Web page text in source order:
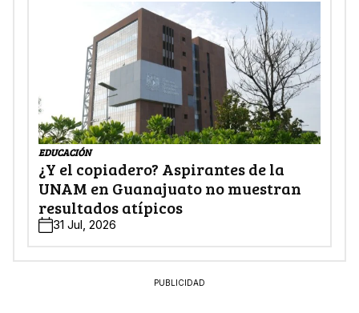
EDUCACIÓN
¿Y el copiadero? Aspirantes de la
UNAM en Guanajuato no muestran
resultados atípicos
31 Jul, 2026
PUBLICIDAD